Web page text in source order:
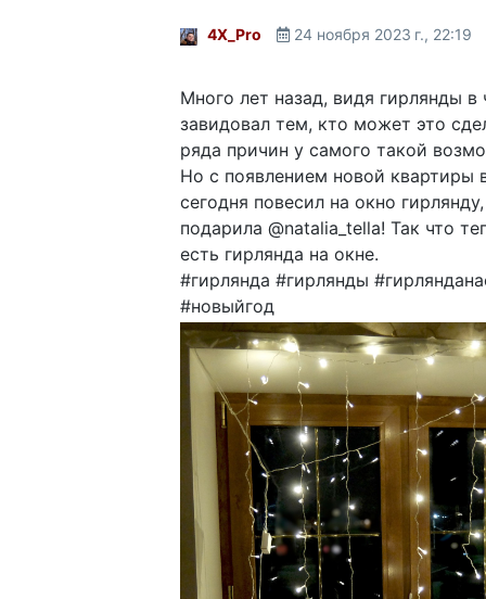
4X_Pro 24 ноября 2023 г., 22:19
Много лет назад, видя гирлянды в
завидовал тем, кто может это
ряда причин у самого такой
Но с появлением новой квартиры
сегодня повесил на окно
подарила @natalia_tella! Так что
есть гирлянда на окне.
#гирлянда #гирлянды
#новыйгод